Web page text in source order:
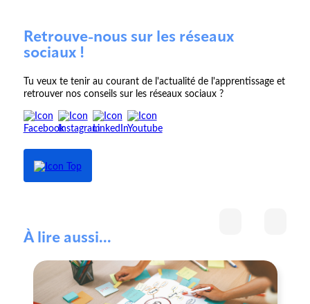
Retrouve-nous sur les réseaux
sociaux !
Tu veux te tenir au courant de l'actualité de l'apprentissage et
retrouver nos conseils sur les réseaux sociaux ?
À lire aussi...